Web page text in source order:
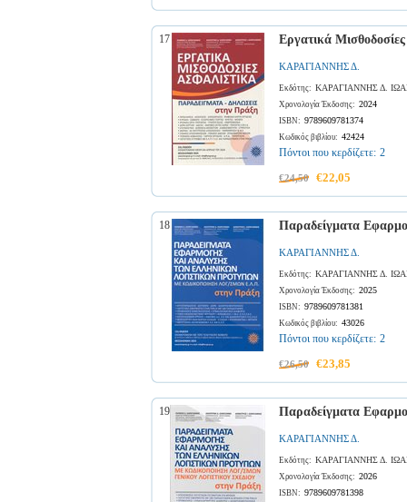
17 Εργατικά
ΚΑΡΑΓΙΑΝΝΗΣ Δ.
Εκδότης: ΚΑΡΑΓΙΑΝΝΗΣ Δ.
Χρονολογία Έκδοσης: 2024
ISBN: 9789609781374
Κωδικός βιβλίου: 42424
Πόντοι που κερδίζετε: 2
€24,50 €22,05
18 Παραδείγματα
ΚΑΡΑΓΙΑΝΝΗΣ Δ.
Εκδότης: ΚΑΡΑΓΙΑΝΝΗΣ Δ.
Χρονολογία Έκδοσης: 2025
ISBN: 9789609781381
Κωδικός βιβλίου: 43026
Πόντοι που κερδίζετε: 2
€26,50 €23,85
19 Παραδείγματα
ΚΑΡΑΓΙΑΝΝΗΣ Δ.
Εκδότης: ΚΑΡΑΓΙΑΝΝΗΣ Δ.
Χρονολογία Έκδοσης: 2026
ISBN: 9789609781398